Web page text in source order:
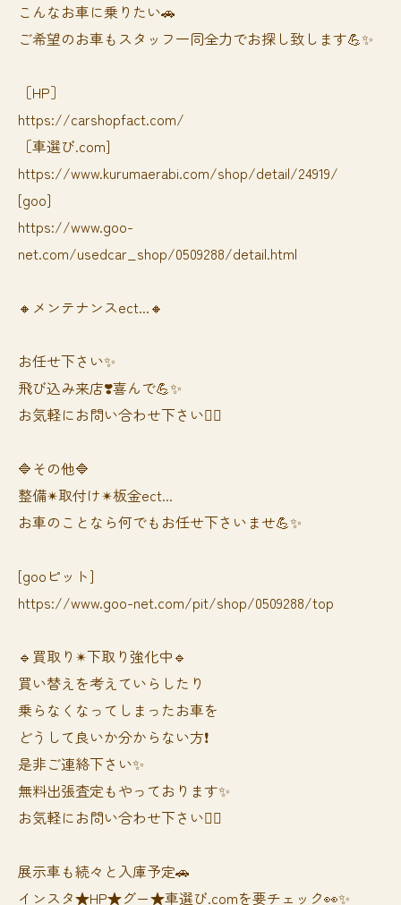
⁡⁡⁡こんなお車に乗りたい🚗
ご希望のお車もスタッフ一同全力でお探し致します💪✨
［HP］
https://carshopfact.com/
［車選び.com]
https://www.kurumaerabi.com/shop/detail/24919/
[goo]
https://www.goo-
net.com/usedcar_shop/0509288/detail.html
🔸メンテナンスect...🔸
お任せ下さい✨
飛び込み来店❣️喜んで💪✨
お気軽にお問い合わせ下さい🙆‍♀️
🔷その他🔷
整備✴︎取付け✴︎板金ect...
お車のことなら何でもお任せ下さいませ💪✨
[gooピット]
https://www.goo-net.com/pit/shop/0509288/top
🔹買取り✴︎下取り強化中🔹
買い替えを考えていらしたり
乗らなくなってしまったお車を
どうして良いか分からない方❗️
是非ご連絡下さい✨
無料出張査定もやっております✨
お気軽にお問い合わせ下さい🙆‍♀️
展示車も続々と入庫予定🚗
インスタ★HP★グー★車選び.comを要チェック👀✨